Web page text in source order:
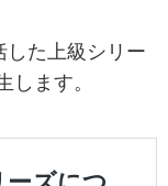
した上級シリー
します。